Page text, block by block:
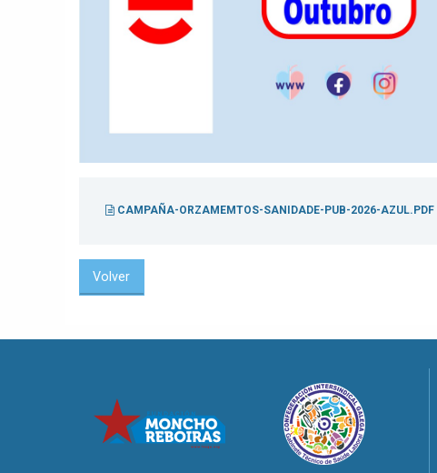
CAMPAÑA-ORZAMEMTOS-SANIDADE-PUB-2026-AZUL.PDF
Volver